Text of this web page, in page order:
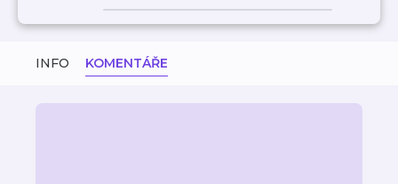
INFO KOMENTÁŘE